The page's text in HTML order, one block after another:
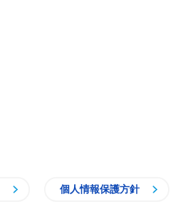
個人情報保護方針